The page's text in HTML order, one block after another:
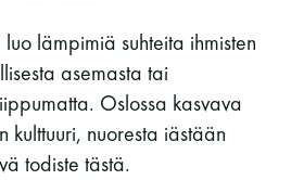
lämpimiä suhteita ihmisten
asemasta tai
Oslossa kasvava
kulttuuri, nuoresta iästään
todiste tästä.